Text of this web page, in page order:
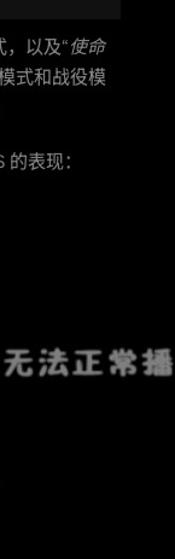
，以及“使命
式和战役模
表现：